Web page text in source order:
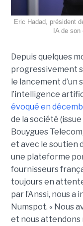
Eric Hadad, président
IA de
Depuis quelques
progressivement
le lancement d’un
l’intelligence
évoqué en
de la société
Bouygues
et avec le soutien
une plateforme
fournisseurs
toujours en
par l’Anssi, nous a
Numspot. « Nous
et nous attendons